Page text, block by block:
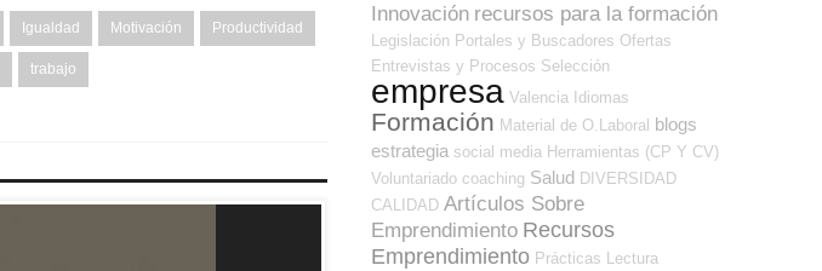
Igualdad Motivación Productividad
trabajo
Innovación recursos para la formación
Legislación Portales y Buscadores Ofertas
Entrevistas y Procesos Selección
empresa Valencia Idiomas
Formación Material de O.Laboral blogs
estrategia social media Herramientas (CP Y CV)
Voluntariado coaching Salud DIVERSIDAD
CALIDAD Artículos Sobre
Emprendimiento Recursos
Emprendimiento Prácticas Lectura